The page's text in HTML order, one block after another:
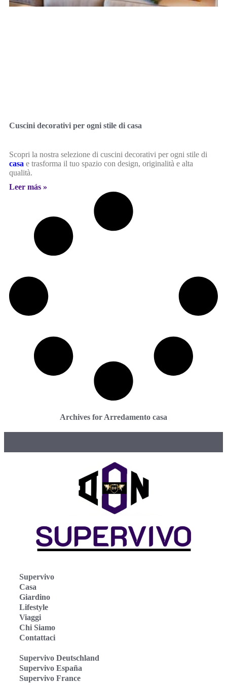
Cuscini decorativi per ogni stile di casa
Scopri la nostra selezione di cuscini decorativi per ogni stile di
casa e trasforma il tuo spazio con design, originalità e alta
qualità.
Leer más »
Archives for Arredamento casa
Supervivo
Casa
Giardino
Lifestyle
Viaggi
Chi Siamo
Contattaci
Supervivo Deutschland
Supervivo España
Supervivo France